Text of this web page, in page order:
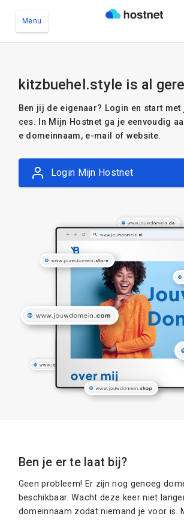
Menu
kitzbuehel.style is al
Ben jij de eigenaar? Login en start
ces. In Mijn Hostnet ga je eenvoudig
e domeinnaam, e-mail of website.
Login Mijn Hostnet
Ben je er te laat bij?
Geen probleem! Er zijn nog genoeg
beschikbaar. Wacht deze keer niet
domeinnaam zodat niemand je voor is.